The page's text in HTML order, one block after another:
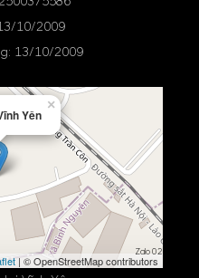
10/2009
13/10/2009
Yên
×
| © OpenStreetMap contributors
Zalo 02